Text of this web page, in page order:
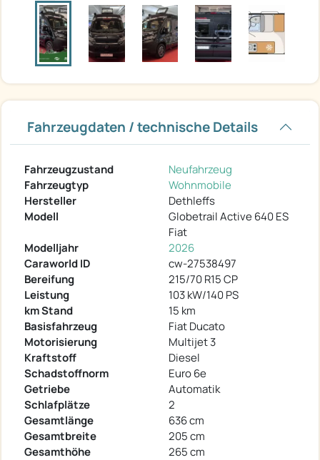
Fahrzeugdaten / technische Details
Fahrzeugzustand
Neufahrzeug
Fahrzeugtyp
Wohnmobile
Hersteller
Dethleffs
Modell
Globetrail Active 640 ES
Fiat
Modelljahr
2026
Caraworld ID
cw-27538497
Bereifung
215/70 R15 CP
Leistung
103 kW/140 PS
km Stand
15 km
Basisfahrzeug
Fiat Ducato
Motorisierung
Multijet 3
Kraftstoff
Diesel
Schadstoffnorm
Euro 6e
Getriebe
Automatik
Schlafplätze
2
Gesamtlänge
636 cm
Gesamtbreite
205 cm
Gesamthöhe
265 cm